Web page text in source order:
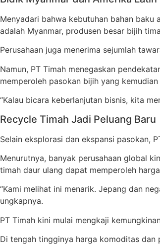
Menyadari bahwa kebutuhan bahan baku
adalah Myanmar, produsen besar bijih
Perusahaan juga menerima sejumlah
Namun, PT Timah menegaskan
memperoleh pasokan bijih yang
“Kalau bicara keberlanjutan bisnis, kita
Recycle Timah Jadi Peluang Baru
Selain eksplorasi dan ekspansi pasokan,
Menurutnya, banyak perusahaan global
timah daur ulang dapat memperoleh
“Kami melihat ini menarik. Jepang dan
ungkapnya.
PT Timah kini mulai mengkaji
Di tengah tingginya harga komoditas